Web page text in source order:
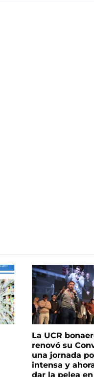
La UCR
renovó su
una jornada
intensa y
dar la pelea en